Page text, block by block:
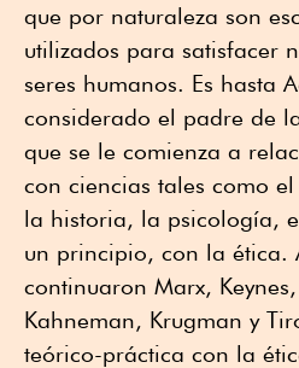
que por naturaleza son
utilizados para satisfacer
seres humanos. Es hasta
considerado el padre de
que se le comienza a
con ciencias tales como
la historia, la psicología,
un principio, con la ética.
continuaron Marx,
Kahneman, Krugman y
teórico-práctica con la